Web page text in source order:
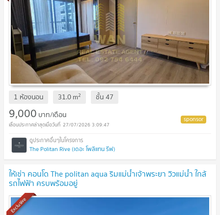
1 ห้องนอน 31.0m2 ชั้น47
9,000 บาท/เดือน
27/07/2026 3:09:47
The Politan Rive (เดอะ โพลิแทน รีฟ)
ให้เช่า คอนโด The politan aqua ริมแม่น้ำเจ้าพระยา วิวแม่น้ำ ใกล้
รถไฟฟ้า ครบพร้อมอยู่
Exclusive